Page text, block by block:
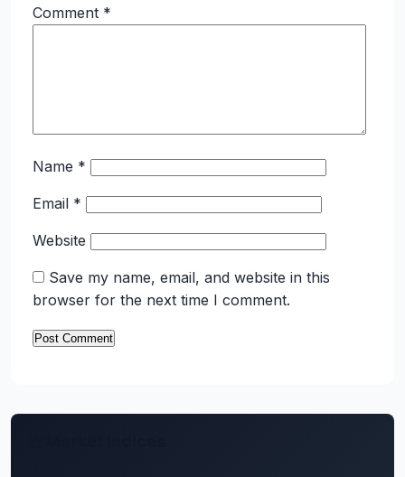
Comment *
Name *
Email *
Website
Save my name, email, and website in this
browser for the next time I comment.